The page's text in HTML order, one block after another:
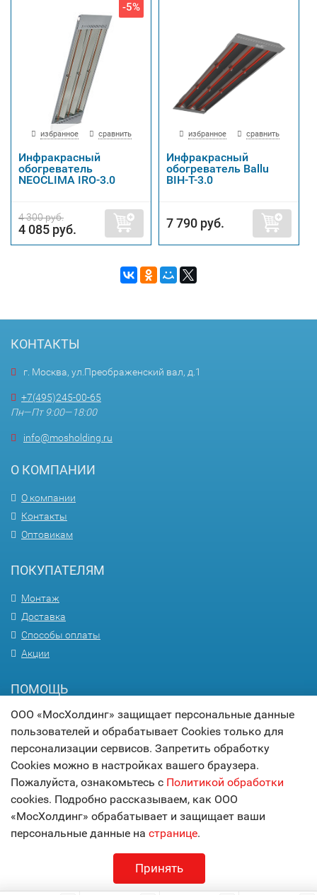
-5%
избранное сравнить
Инфракрасный
обогреватель
NEOCLIMA IRO-3.0
4 300 руб.
4 085 руб.
избранное сравнить
Инфракрасный
обогреватель Ballu
BIH-T-3.0
7 790 руб.
КОНТАКТЫ
г. Москва, ул.Преображенский вал, д.1
+7(495)245-00-65
Пн—Пт 9:00—18:00
info@mosholding.ru
О КОМПАНИИ
О компании
Контакты
Оптовикам
ПОКУПАТЕЛЯМ
Монтаж
Доставка
Способы оплаты
Акции
ПОМОЩЬ
Вопрос-ответ
Гарантия
Статьи
Карта сайта
© 2017 МОСХОЛДИНГ
технологии комфорта
ООО «МосХолдинг» защищает персональные данные
пользователей и обрабатывает Cookies только для
персонализации сервисов. Запретить обработку
Cookies можно в настройках вашего браузера.
Пожалуйста, ознакомьтесь с Политикой обработки
cookies. Подробно рассказываем, как ООО
«МосХолдинг» обрабатывает и защищает ваши
персональные данные на странице.
Принять